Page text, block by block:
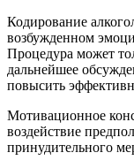
Кодирование
возбужденном
Процедура может
дальнейшее
повысить
Мотивационное
воздействие
принудительного